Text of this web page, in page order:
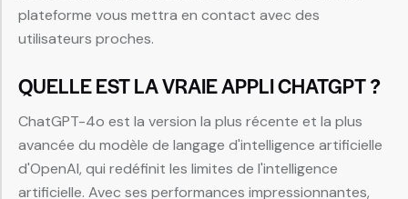
plateforme vous mettra en contact avec des
utilisateurs proches.
QUELLE EST LA VRAIE APPLI CHATGPT ?
ChatGPT-4o est la version la plus récente et la plus
avancée du modèle de langage d'intelligence artificielle
d'OpenAI, qui redéfinit les limites de l'intelligence
artificielle. Avec ses performances impressionnantes,